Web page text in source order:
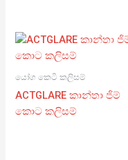
යෝග කෙටි කලිසම්
ACTGLARE කාන්තා ජිම්
කොට කලිසම්